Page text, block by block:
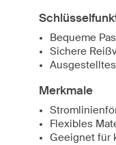
Bequeme
Sichere
Merkmale
Flexibles
Geeignet für